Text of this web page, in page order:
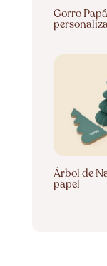
Gorro
Árbol de
papel